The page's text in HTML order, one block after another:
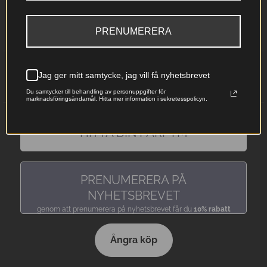
Leverans och betalning
Glömt lösenordet Mitt konto
HITTA DIN PARFYM
PRENUMERERA PÅ
NYHETSBREVET
genom att prenumerera på nyhetsbrevet får du 10% rabatt
Ångra köp
PRENUMERERA
Jag ger mitt samtycke, jag vill få nyhetsbrevet
Du samtycker till behandling av personuppgifter för
marknadsföringsändamål. Hitta mer information i sekretesspolicyn.